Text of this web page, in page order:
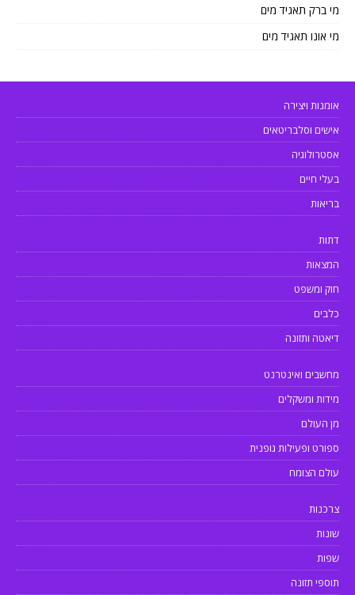
מי ברק תאגיד מים
מי אונו תאגיד מים
אומנות ויצירה
אישים וסלבריטאים
אסטרולוגיה
בעלי חיים
בריאות
דתות
המצאות
חוק ומשפט
כלבים
דיאטה ותזונה
מחשבים ואינטרנט
מידות ומשקלים
מן העולם
ספורט ופעילות גופנית
עולם הצומח
צרכנות
שונות
שפות
תוספי תזונה